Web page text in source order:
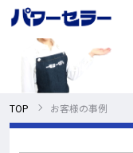
TOP お客様の事例